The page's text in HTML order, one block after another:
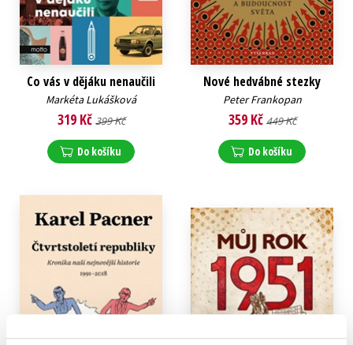
Co vás v dějáku nenaučili
Markéta Lukášková
319 Kč 399 Kč
Do košíku
Nové hedvábné stezky
Peter Frankopan
359 Kč 449 Kč
Do košíku